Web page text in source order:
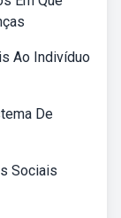
Ao Indivíduo
De
Sociais